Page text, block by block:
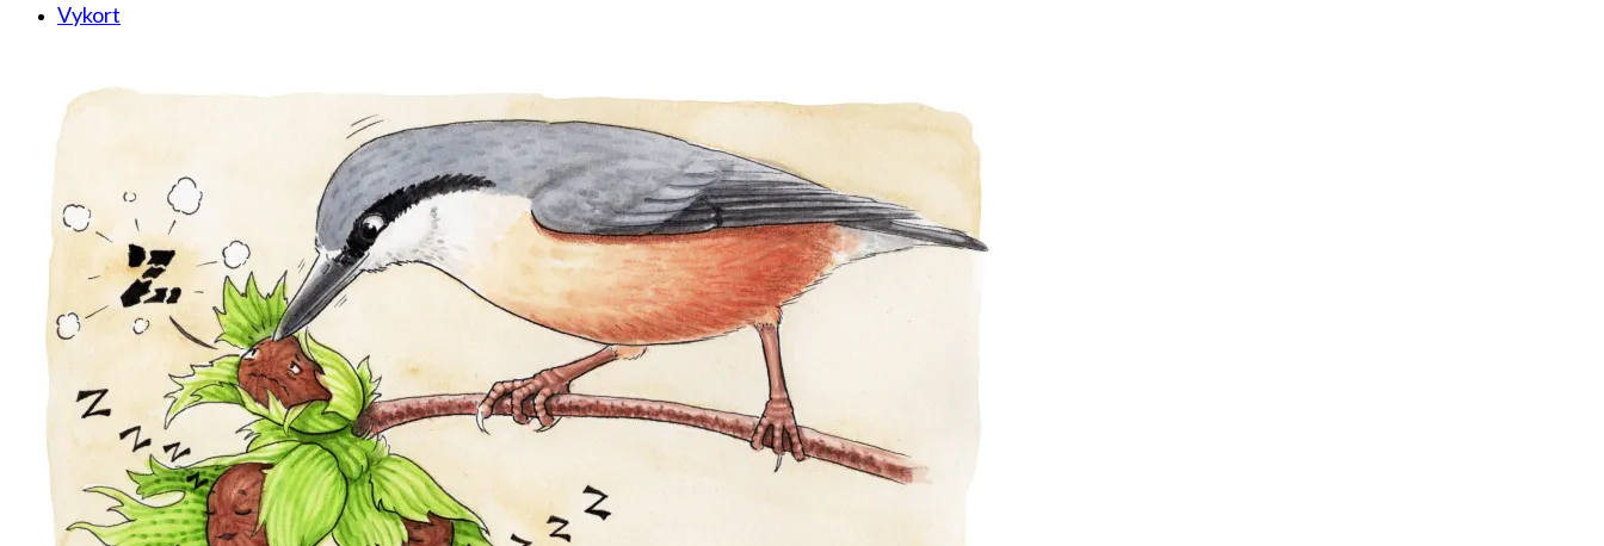
Vykort